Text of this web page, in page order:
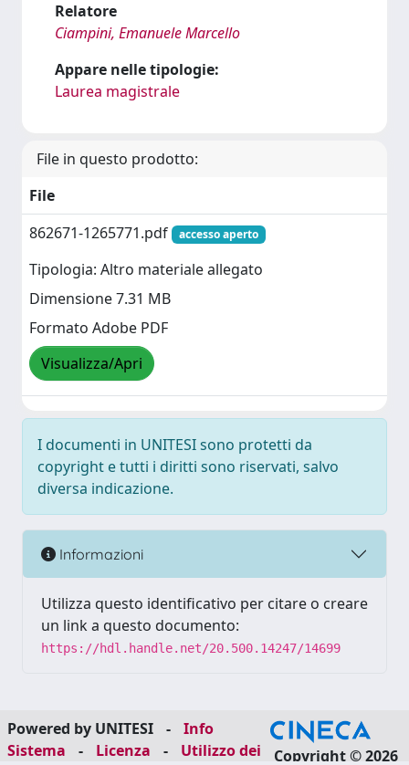
Relatore
Ciampini, Emanuele Marcello
Appare nelle tipologie:
Laurea magistrale
File in questo prodotto:
File
862671-1265771.pdf
accesso aperto
Tipologia: Altro materiale allegato
Dimensione 7.31 MB
Formato Adobe PDF
Visualizza/Apri
I documenti in UNITESI sono protetti da
copyright e tutti i diritti sono riservati, salvo
diversa indicazione.
Informazioni
Utilizza questo identificativo per citare o creare
un link a questo documento:
https://hdl.handle.net/20.500.14247/14699
Powered by UNITESI -
Info
Sistema
- Licenza -
Utilizzo dei
Copyright © 2026